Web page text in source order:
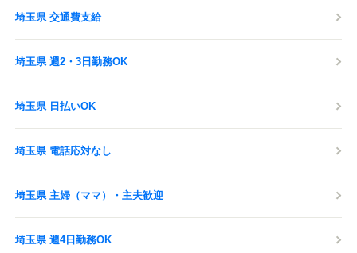
埼玉県 交通費支給
埼玉県 週2・3日勤務OK
埼玉県 日払いOK
埼玉県 電話応対なし
埼玉県 主婦（ママ）・主夫歓迎
埼玉県 週4日勤務OK